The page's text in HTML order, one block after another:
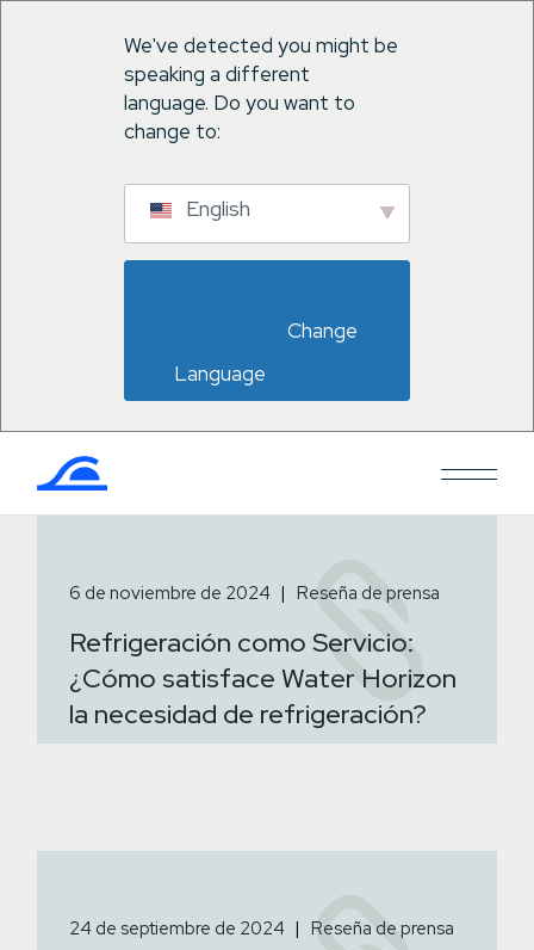
We've detected you might be
speaking a different
language. Do you want to
change to:
English
Language
Saltar
contenido
6 de noviembre de 2024 Reseña de prensa
Refrigeración como Servicio:
¿Cómo satisface Water Horizon
la necesidad de refrigeración?
24 de septiembre de 2024 Reseña de prensa